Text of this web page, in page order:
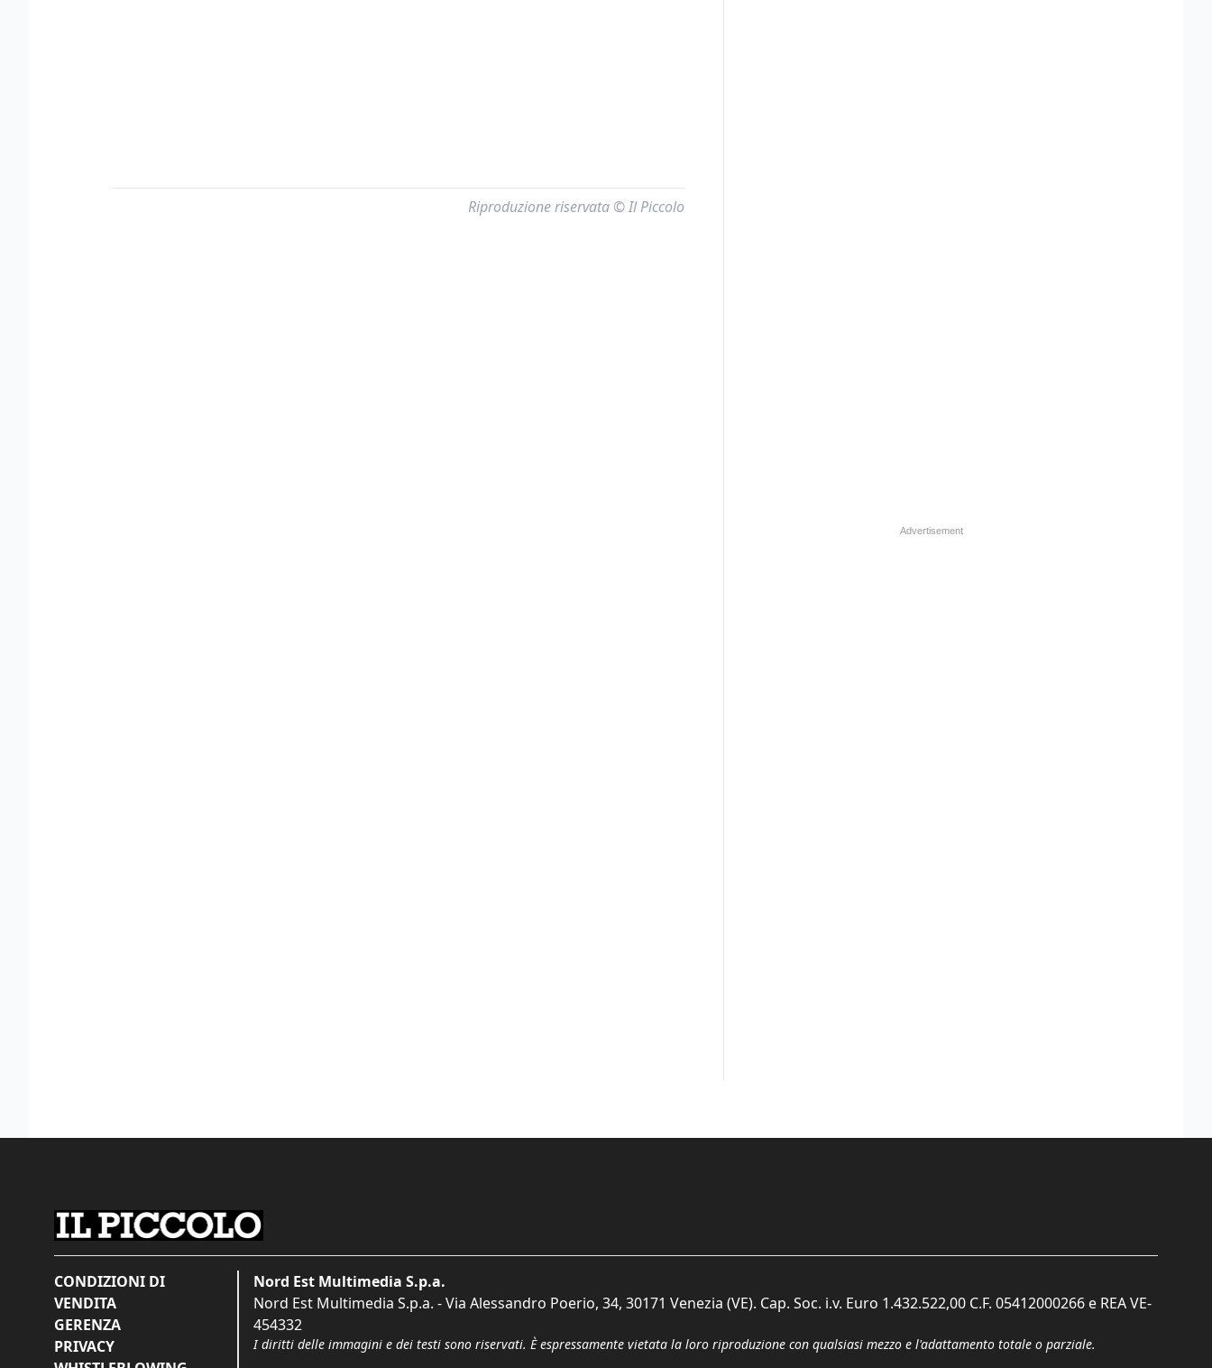
Riproduzione riservata © Il Piccolo
CONDIZIONI DI
VENDITA
GERENZA
PRIVACY
Nord Est Multimedia S.p.a.
Nord Est Multimedia S.p.a. - Via Alessandro Poerio, 34, 30171 Venezia (VE). Cap. Soc. i.v. Euro 1.432.522,00 C.F. 05412000266 e REA VE-
454332
I diritti delle immagini e dei testi sono riservati. È espressamente vietata la loro riproduzione con qualsiasi mezzo e l'adattamento totale o parziale.